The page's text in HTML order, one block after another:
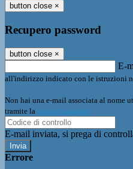
button close ×
Recupero password
button close ×
E-
all'indirizzo indicato con le istruzioni
Non hai una e-mail associata al nome
tramite la Login Spaggiari
E-mail inviata, si prega di
Errore